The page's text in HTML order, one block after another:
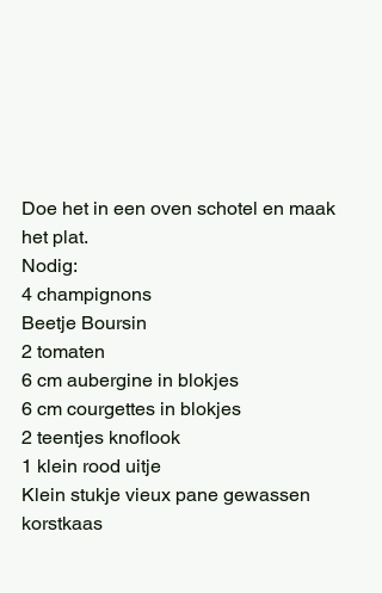
Doe het in een oven schotel en maak
het plat.
Nodig:
4 champignons
Beetje Boursin
2 tomaten
6 cm aubergine in blokjes
6 cm courgettes in blokjes
2 teentjes knoflook
1 klein rood uitje
Klein stukje vieux pane gewassen
korstkaas